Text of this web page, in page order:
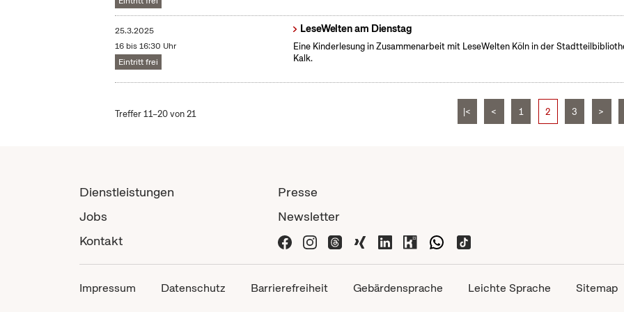
25.3.2025
16 bis 16:30 Uhr
Eintritt frei
LeseWelten am Dienstag
Eine Kinderlesung in Zusammenarbeit mit LeseWelten Köln in der
Kalk.
Treffer 11–20 von 21 |< < 1 2 3 >
Dienstleistungen
Jobs
Kontakt
Presse
Newsletter
Impressum Datenschutz Barrierefreiheit Gebärdensprache Leichte Sprache Sitemap